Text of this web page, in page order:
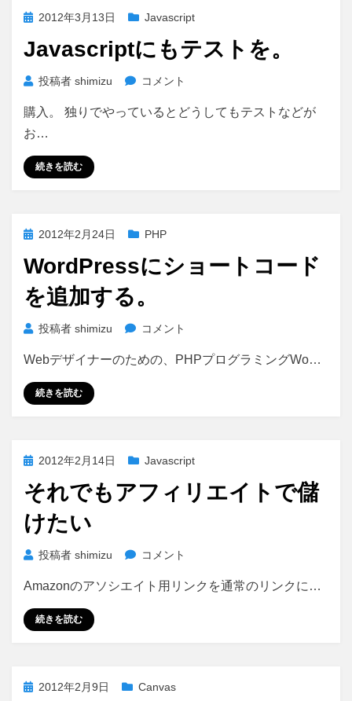
２
に
投
日:
2012年3月13日 Javascript
Javascriptにもテストを。
投稿者 shimizu
Javascript
も
コメント
購入。 独りでやっているとどうしてもテストなどが
お…
続きを読む
投
日:
2012年2月24日 PHP
WordPressにショートコード
を追加する。
投稿者 shimizu
WordPress
シ
ド
を
追
る。
コメント
Webデザイナーのための、PHPプログラミングWo…
続きを読む
投
日:
2012年2月14日 Javascript
それでもアフィリエイトで儲
けたい
投稿者 shimizu
そ
で
エ
コメント
Amazonのアソシエイト用リンクを通常のリンクに…
続きを読む
投 2012年2月9日 Canvas